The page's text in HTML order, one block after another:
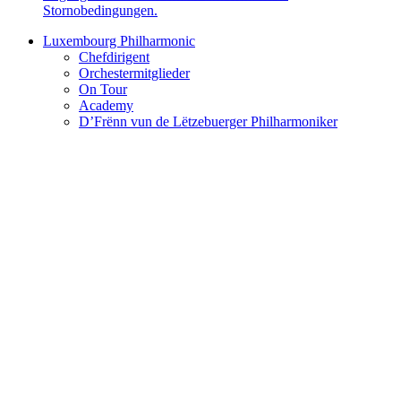
Stornobedingungen.
Luxembourg Philharmonic
Chefdirigent
Orchestermitglieder
On Tour
Academy
D’Frënn vun de Lëtzebuerger Philharmoniker